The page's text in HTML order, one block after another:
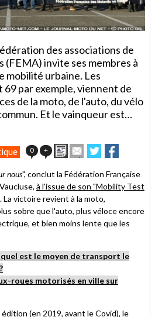
des associations de
invite ses membres à
mobilité urbaine. Les
par exemple, viennent de
de la moto, de l'auto, du vélo
Et le vainqueur est…
0 + ImprimerEnvoyer
cet
à
un
ami
Partager
sur
sur
nous", conclut la Fédération Française
à l'issue de son "Mobility Test
. La victoire revient à la moto,
sobre que l'auto, plus véloce encore
et bien moins lente que les
est le moyen de transport le
roues motorisés en ville sur
(en 2019, avant le Covid), le